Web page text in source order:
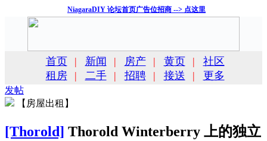
NiagaraDIY 论坛首页广告位招商 --> 点这里
首页 | 新闻 | 房产 | 黄页 |
社区
租房
| 二手 | 招聘 | 接送 | 更多
发帖
【房屋出租】
[Thorold] Thorold Winterberry 上的独立